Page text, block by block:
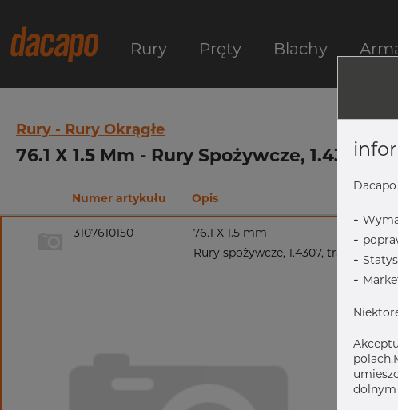
Rury Pręty Blachy
Rury - Rury Okrągłe
76.1 X 1.5 Mm - Rury Spożywcze, 1.4307,
Numer artykułu Opis
3107610150
76.1 X 1.5 mm
Rury spożywcze, 1.4307, trawiona,
-
-
-
-